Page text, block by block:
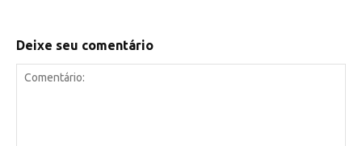
Deixe seu comentário